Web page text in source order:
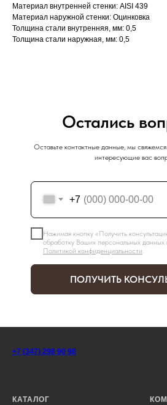
Материал внутренней стенки: AISI 439
Материал наружной стенки: Оцинковка
Толщина стали внутренняя, мм: 0,5
Толщина стали наружная, мм: 0,5
Остались
Оставьте контактные данные, мы
интересующие вас
+7
Нажимая кнопку «Получить
обработку Ваших персональных данных
Политикой конфиденциальности
ПОЛУЧИТЬ
+7 (347) 298 90 98
КАТАЛОГ